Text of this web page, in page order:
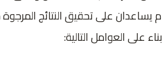
يساعدان على تحقيق النتائج
على العوامل التالية: